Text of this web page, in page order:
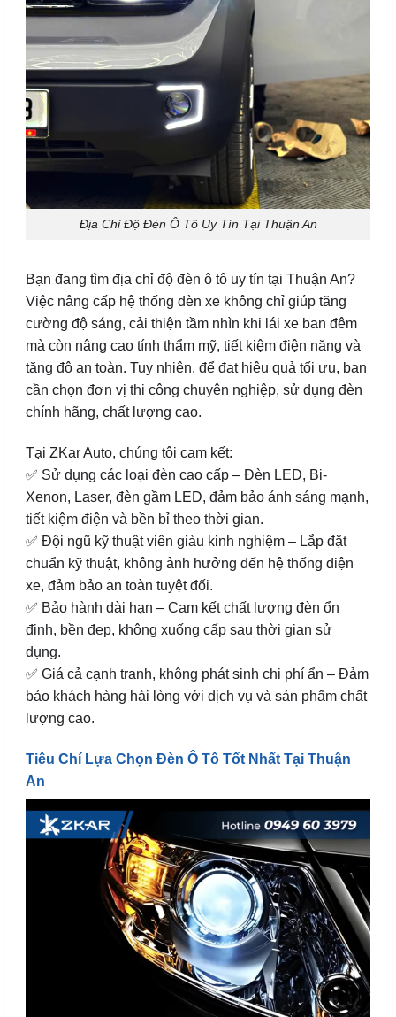
Địa Chỉ Độ Đèn Ô Tô Uy Tín Tại Thuận An
Bạn đang tìm địa chỉ độ đèn ô tô uy tín tại Thuận An?
Việc nâng cấp hệ thống đèn xe không chỉ giúp tăng
cường độ sáng, cải thiện tầm nhìn khi lái xe ban đêm
mà còn nâng cao tính thẩm mỹ, tiết kiệm điện năng và
tăng độ an toàn. Tuy nhiên, để đạt hiệu quả tối ưu, bạn
cần chọn đơn vị thi công chuyên nghiệp, sử dụng đèn
chính hãng, chất lượng cao.
Tại ZKar Auto, chúng tôi cam kết:
✅ Sử dụng các loại đèn cao cấp – Đèn LED, Bi-
Xenon, Laser, đèn gầm LED, đảm bảo ánh sáng mạnh,
tiết kiệm điện và bền bỉ theo thời gian.
✅ Đội ngũ kỹ thuật viên giàu kinh nghiệm – Lắp đặt
chuẩn kỹ thuật, không ảnh hưởng đến hệ thống điện
xe, đảm bảo an toàn tuyệt đối.
✅ Bảo hành dài hạn – Cam kết chất lượng đèn ổn
định, bền đẹp, không xuống cấp sau thời gian sử
dụng.
✅ Giá cả cạnh tranh, không phát sinh chi phí ẩn – Đảm
bảo khách hàng hài lòng với dịch vụ và sản phẩm chất
lượng cao.
Tiêu Chí Lựa Chọn Đèn Ô Tô Tốt Nhất Tại Thuận
An